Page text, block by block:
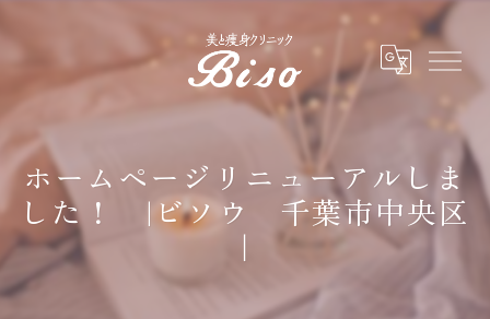
ホームページリニューアルしま
した！ |ビソウ 千葉市中央区
｜